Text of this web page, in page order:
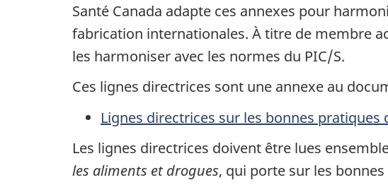
Santé Canada adapte ces annexes pour
fabrication internationales. À titre de membre
les harmoniser avec les normes du PIC/S.
Ces lignes directrices sont une annexe au
Lignes directrices sur les bonnes
Les lignes directrices doivent être lues
les aliments et drogues, qui porte sur les